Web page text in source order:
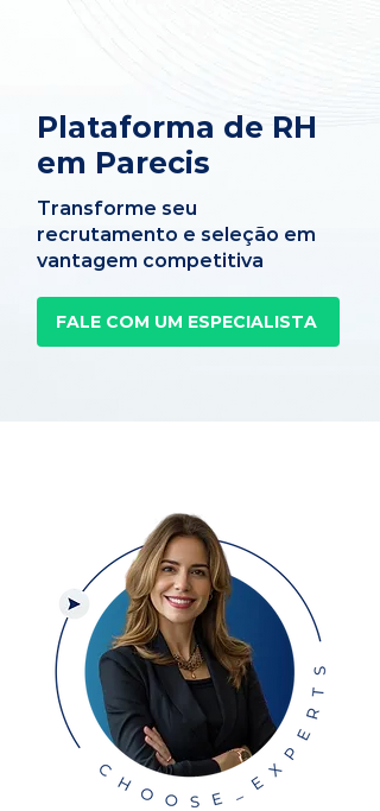
Plataforma de RH
em Parecis
Transforme seu
recrutamento e seleção em
vantagem competitiva
FALE COM UM ESPECIALISTA